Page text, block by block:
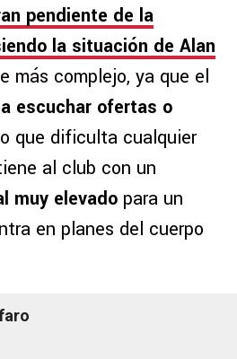
pendiente de la
la situación de Alan
más complejo, ya que el
escuchar ofertas o
que dificulta cualquier
al club con un
muy elevado para un
en planes del cuerpo